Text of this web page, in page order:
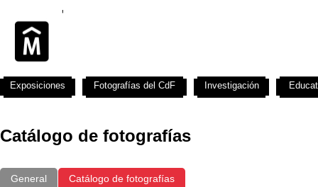
Catálogo de fotografías
General Catálogo de fotografías
Exposiciones Fotografías del CdF Investigación